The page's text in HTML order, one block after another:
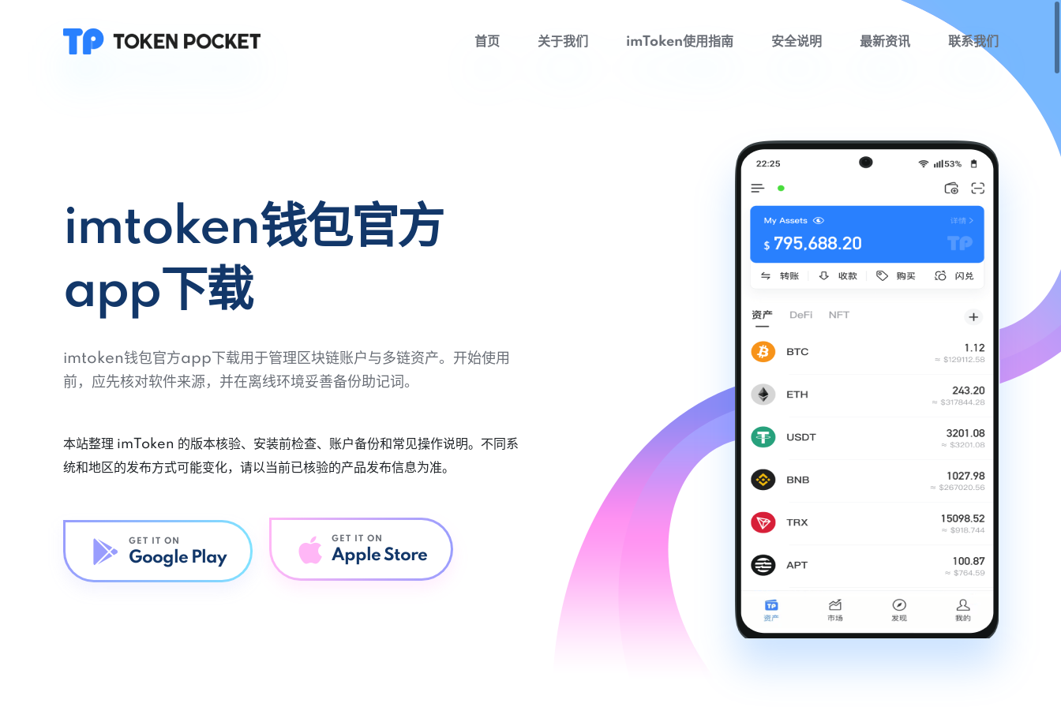
首页 关于我们 imToken使用指南 安全说明 最新资讯 联系我们
imtoken钱包官方
app下载
imtoken钱包官方app下载用于管理区块链账户与多链资产。开始使用
前，应先核对软件来源，并在离线环境妥善备份助记词。
本站整理 imToken 的版本核验、安装前检查、账户备份和常见操作说明。不同系
统和地区的发布方式可能变化，请以当前已核验的产品发布信息为准。
GET IT ON
Google Play
GET IT ON
Apple Store